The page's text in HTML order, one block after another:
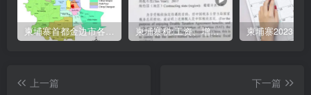
柬埔寨首都金边市各区与分区名称分布 柬埔寨税:工资、增值、预扣、利润、专利、产业、注册税
上一篇
下一篇